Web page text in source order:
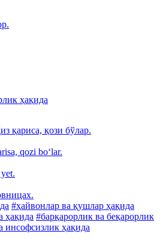
ҳақида
қариса, қози бўлар.
qozi bo‘lar.
#ҳайвонлар ва қушлар ҳақида
ҳақида #барқарорлик ва беқарорлик
инсофсизлик ҳақида